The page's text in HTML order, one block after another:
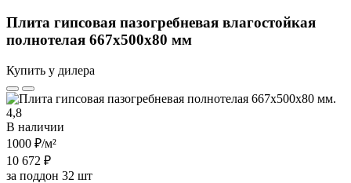
Плита гипсовая пазогребневая влагостойкая
полнотелая 667х500х80 мм
Купить у дилера
4,8
В наличии
1000 ₽/м²
10 672 ₽
за поддон 32 шт